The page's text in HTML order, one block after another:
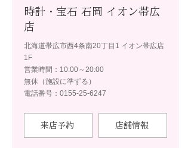
時計・宝石 石岡 イオン帯広
店
北海道帯広市西4条南20丁目1 イオン帯広店
1F
営業時間：10:00～20:00
無休（施設に準ずる）
電話番号：0155-25-6247
来店予約 店舗情報